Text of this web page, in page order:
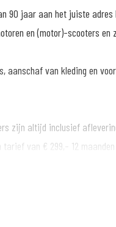
90 jaar aan het juiste adres
en (motor)-scooters en
aanschaf van kleding en
zijn altijd inclusief
van € 299,- 12 maanden
gebruikt.